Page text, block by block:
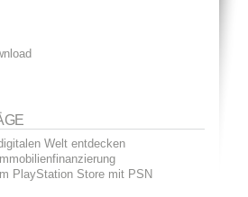
Welt entdecken
PlayStation Store mit PSN